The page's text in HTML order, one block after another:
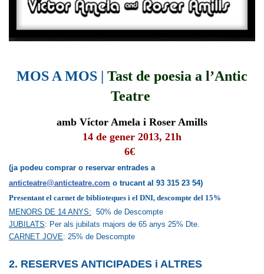
MOS A MOS | Tast de poesia a l’Antic
Teatre
amb Víctor Amela i Roser Amills
14 de gener 2013, 21h
6€
(ja podeu comprar o reservar entrades a
anticteatre@anticteatre.com o trucant al 93 315 23 54)
Presentant el carnet de biblioteques i el DNI, descompte del 15%
MENORS DE 14 ANYS: 50% de Descompte
JUBILATS: Per als jubilats majors de 65 anys 25% Dte.
CARNET JOVE: 25% de Descompte
2. RESERVES ANTICIPADES i ALTRES